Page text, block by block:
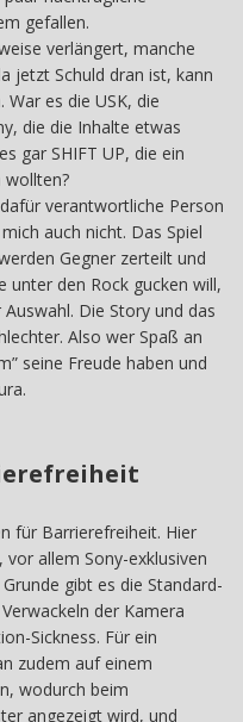
gefallen.
verlängert, manche
jetzt Schuld dran ist, kann
es die USK, die
die die Inhalte etwas
gar SHIFT UP, die ein
wollten?
verantwortliche Person
auch nicht. Das Spiel
Gegner zerteilt und
unter den Rock gucken will,
Die Story und das
Also wer Spaß an
seine Freude haben und
für Barrierefreiheit. Hier
allem Sony-exklusiven
gibt es die Standard-
der Kamera
Sickness. Für ein
zudem auf einem
wodurch beim
angezeigt wird, und